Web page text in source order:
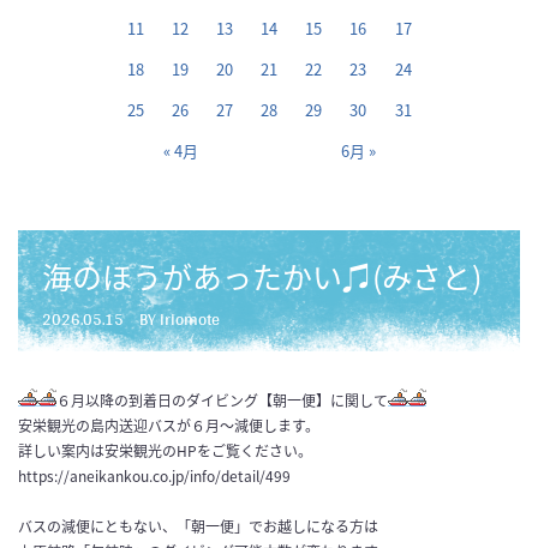
« 4月 6月 »
11
12 13 14 15 16
17
18
19 20 21 22 23
24
25
26 27 28 29 30 31
海のほうがあったかい♫(みさと)
2026.05.15 BY iriomote
６月以降の到着日のダイビング【朝一便】に関して
安栄観光の島内送迎バスが６月～減便します。
詳しい案内は安栄観光のHPをご覧ください。
https://aneikankou.co.jp/info/detail/499
バスの減便にともない、「朝一便」でお越しになる方は